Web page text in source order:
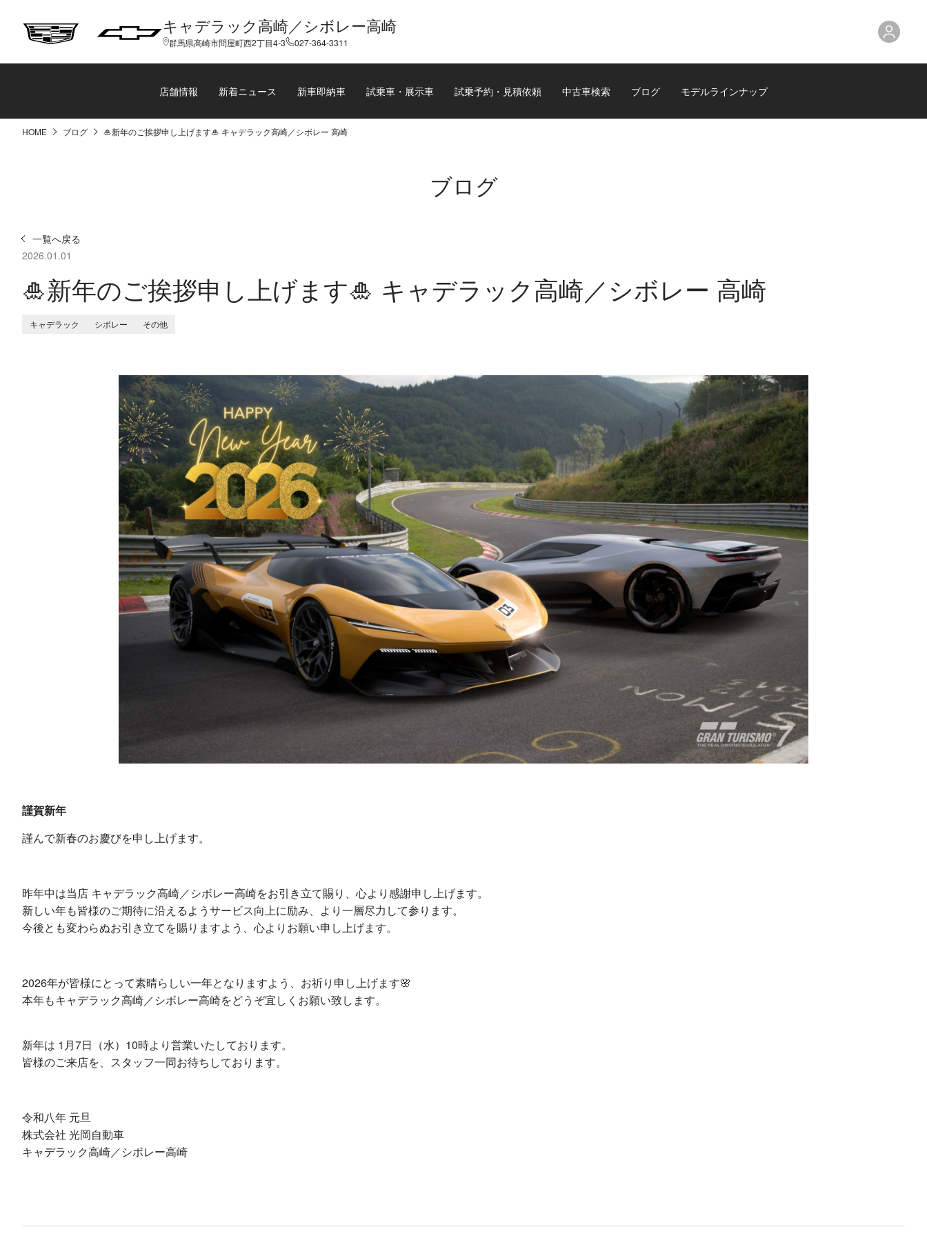
キャデラック高崎／シボレー高崎
群馬県高崎市問屋町西2丁目4-3 027-364-3311
店舗情報 新着ニュース 新車即納車 試乗車・展示車 試乗予約・見積依頼 中古車検索 ブログ モデルラインナップ
HOME ブログ 🎍新年のご挨拶申し上げます🎍 キャデラック高崎／シボレー 高崎
ブログ
一覧へ戻る
2026.01.01
🎍新年のご挨拶申し上げます🎍 キャデラック高崎／シボレー 高崎
キャデラック シボレー その他
謹賀新年
謹んで新春のお慶びを申し上げます。
昨年中は当店 キャデラック高崎／シボレー高崎をお引き立て賜り、心より感謝申し上げます。
新しい年も皆様のご期待に沿えるようサービス向上に励み、より一層尽力して参ります。
今後とも変わらぬお引き立てを賜りますよう、心よりお願い申し上げます。
2026年が皆様にとって素晴らしい一年となりますよう、お祈り申し上げます🌸
本年もキャデラック高崎／シボレー高崎をどうぞ宜しくお願い致します。
新年は 1月7日（水）10時より営業いたしております。
皆様のご来店を、スタッフ一同お待ちしております。
令和八年 元旦
株式会社 光岡自動車
キャデラック高崎／シボレー高崎